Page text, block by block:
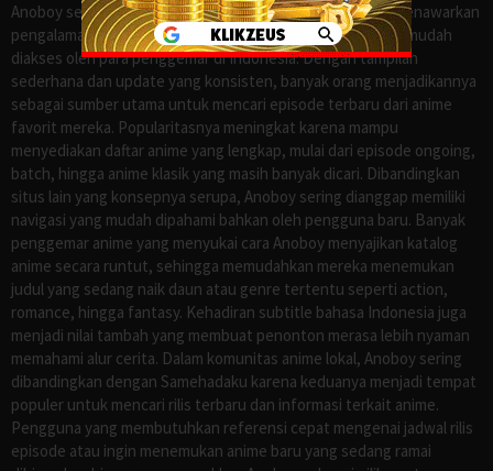
Anoboy sejak lama dikenal sebagai salah satu situs yang menawarkan
pengalaman menonton anime sub Indo secara praktis dan mudah
diakses oleh para penggemar di Indonesia. Dengan tampilan
sederhana dan update yang konsisten, banyak orang menjadikannya
sebagai sumber utama untuk mencari episode terbaru dari anime
favorit mereka. Popularitasnya meningkat karena mampu
menyediakan daftar anime yang lengkap, mulai dari episode ongoing,
batch, hingga anime klasik yang masih banyak dicari. Dibandingkan
situs lain yang konsepnya serupa, Anoboy sering dianggap memiliki
navigasi yang mudah dipahami bahkan oleh pengguna baru. Banyak
penggemar anime yang menyukai cara Anoboy menyajikan katalog
anime secara runtut, sehingga memudahkan mereka menemukan
judul yang sedang naik daun atau genre tertentu seperti action,
romance, hingga fantasy. Kehadiran subtitle bahasa Indonesia juga
menjadi nilai tambah yang membuat penonton merasa lebih nyaman
memahami alur cerita. Dalam komunitas anime lokal, Anoboy sering
dibandingkan dengan Samehadaku karena keduanya menjadi tempat
populer untuk mencari rilis terbaru dan informasi terkait anime.
Pengguna yang membutuhkan referensi cepat mengenai jadwal rilis
episode atau ingin menemukan anime baru yang sedang ramai